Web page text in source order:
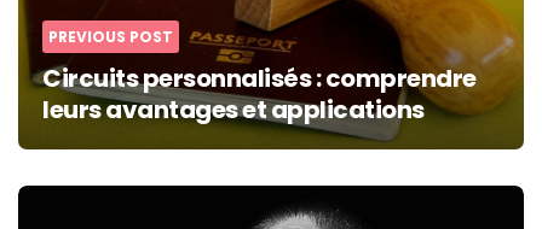
PREVIOUS POST
Circuits personnalisés : comprendre
leurs avantages et applications